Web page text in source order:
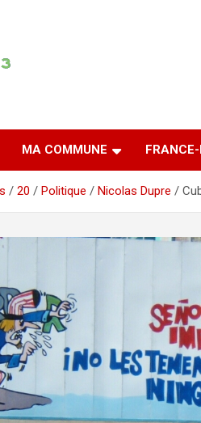
MA COMMUNE
20 Politique Nicolas Dupre